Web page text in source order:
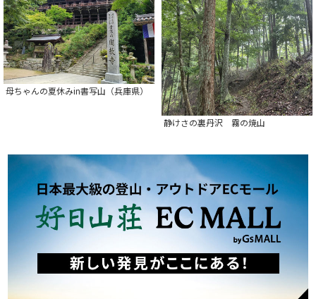
母ちゃんの夏休みin書写山（兵庫県）
静けさの裏丹沢 霧の焼山